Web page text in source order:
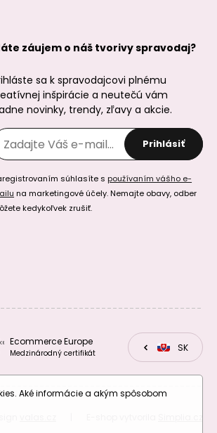
Ruženín
brúsené
minerálu
Amazonit Peru
2mm brúsené
Ametyst
2mm
minerálu Ametyst
levanduľový 3mm
brúsené
záujem o náš tvorivy spravodaj?
sa k spravodajcovi plnému
inšpirácie a neutečú vám
novinky, trendy, zľavy a akcie.
Prihlásiť
súhlasíte s používaním vášho e-
na marketingové účely. Nemajte obavy, odber
kedykoľvek zrušiť.
Ecommerce Europe
Medzinárodný certifikát CZSK
Aké informácie a akým spôsobom